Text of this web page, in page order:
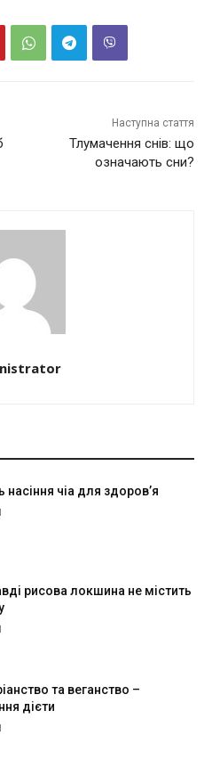
Наступна стаття
Тлумачення снів: що
означають сни?
насіння чіа для здоров’я
рисова локшина не містить
та веганство –
дієти